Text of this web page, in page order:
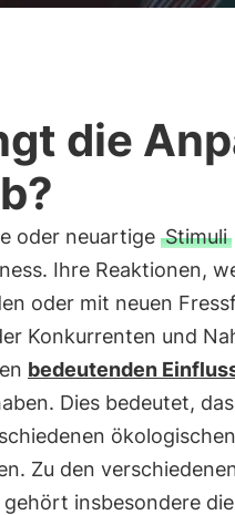
die
oder neuartige Stimuli
Ihre Reaktionen,
oder mit neuen
Konkurrenten und
bedeutenden
Dies bedeutet,
Zu den
insbesondere die